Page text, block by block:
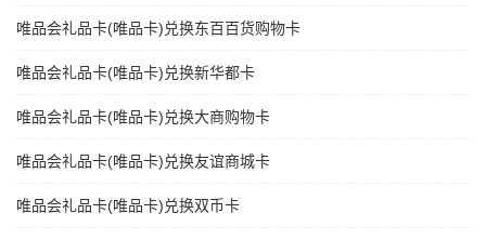
唯品会礼品卡(唯品卡)兑换东百百货购物卡
唯品会礼品卡(唯品卡)兑换新华都卡
唯品会礼品卡(唯品卡)兑换大商购物卡
唯品会礼品卡(唯品卡)兑换友谊商城卡
唯品会礼品卡(唯品卡)兑换双币卡